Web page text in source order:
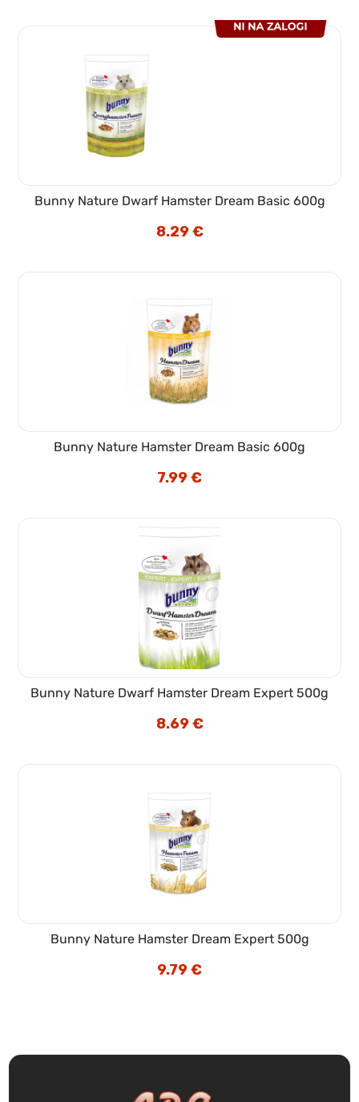
Bunny Nature Dwarf Hamster Dream Basic 600g
8.29€
Bunny Nature Hamster Dream Basic 600g
7.99€
Bunny Nature Dwarf Hamster Dream Expert 500g
8.69€
Bunny Nature Hamster Dream Expert 500g
9.79€